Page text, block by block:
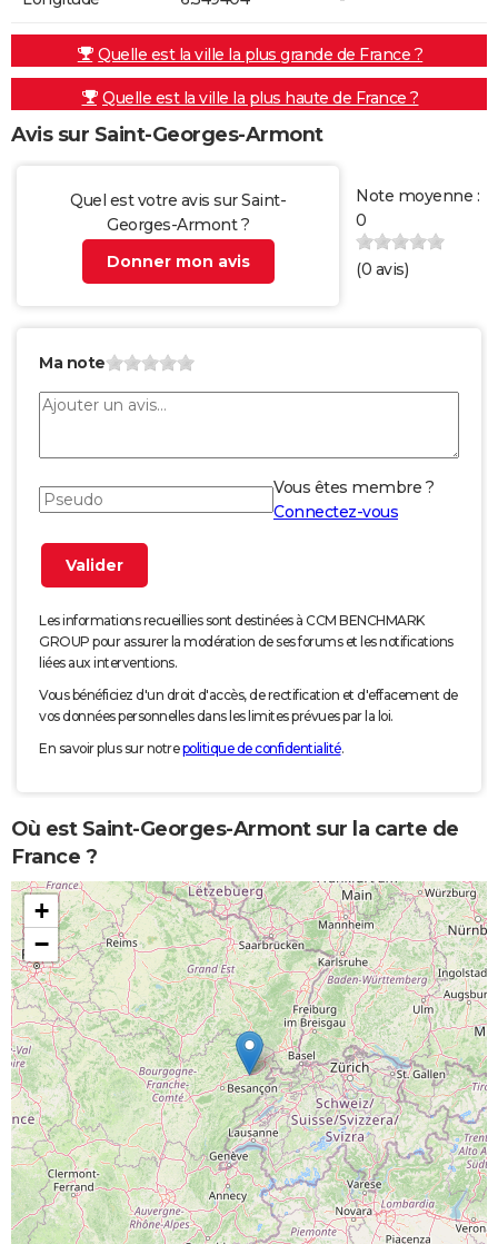
Quelle est la ville la plus grande de France ?
Quelle est la ville la plus haute de France ?
Avis sur Saint-Georges-Armont
Quel est votre avis sur Saint-
Georges-Armont ?
Donner mon avis
Note moyenne :
0
(0 avis)
Ma note
Vous êtes membre ?
Connectez-vous
Les informations recueillies sont destinées à CCM BENCHMARK
GROUP pour assurer la modération de ses forums et les notifications
liées aux interventions.
Vous bénéficiez d'un droit d'accès, de rectification et d'effacement de
vos données personnelles dans les limites prévues par la loi.
En savoir plus sur notrepolitique de confidentialité.
Où est Saint-Georges-Armont sur la carte de
France ?
+
−